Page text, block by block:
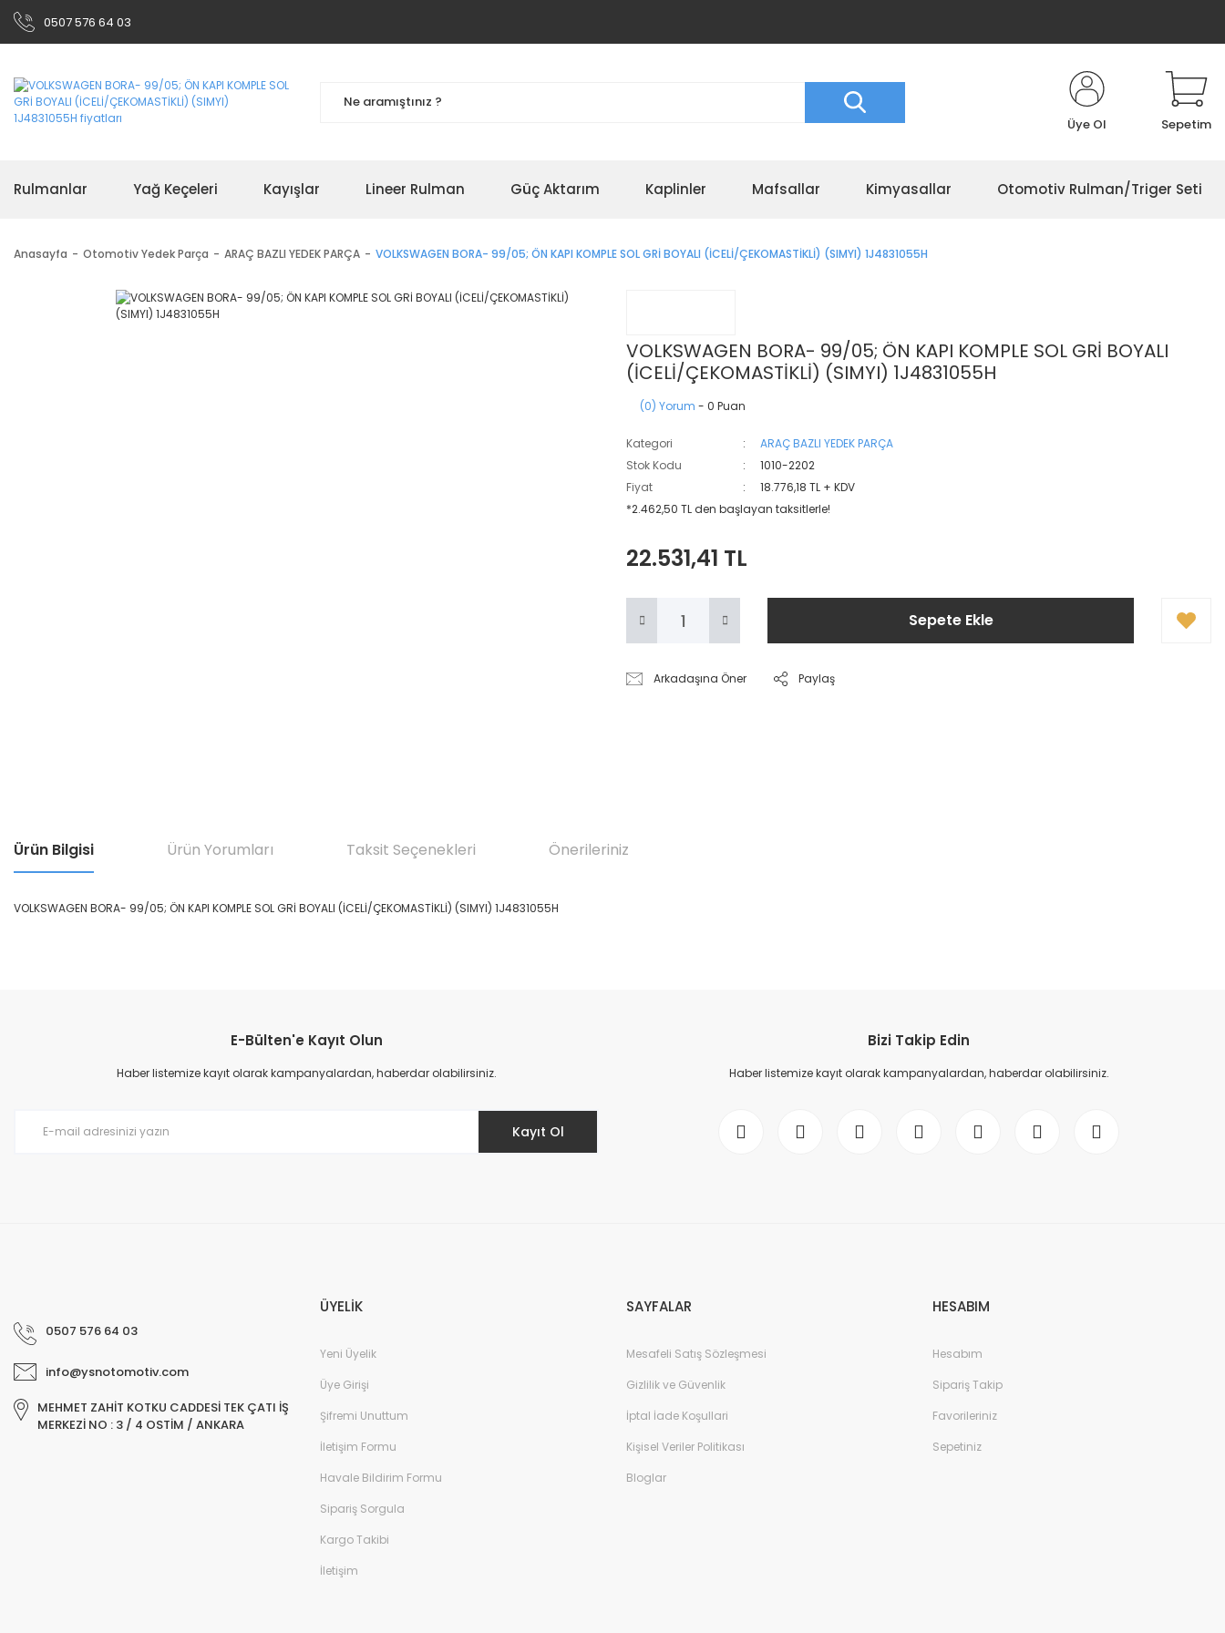
0507 576 64 03
Üye Ol Sepetim
Rulmanlar Yağ Keçeleri Kayışlar Lineer Rulman Güç Aktarım Kaplinler Mafsallar Kimyasallar Otomotiv Rulman/Triger Seti
Anasayfa Otomotiv Yedek Parça ARAÇ BAZLI YEDEK PARÇA VOLKSWAGEN BORA- 99/05; ÖN KAPI KOMPLE SOL GRİ BOYALI (İCELİ/ÇEKOMASTİKLİ) (SIMYI) 1J4831055H
VOLKSWAGEN BORA- 99/05; ÖN KAPI KOMPLE SOL GRİ BOYALI
(İCELİ/ÇEKOMASTİKLİ) (SIMYI) 1J4831055H
(0) Yorum - 0 Puan
Kategori
ARAÇ BAZLI YEDEK PARÇA
Stok Kodu
1010-2202
Fiyat
18.776,18 TL + KDV
*2.462,50 TL den başlayan taksitlerle!
22.531,41 TL
Sepete Ekle
Arkadaşına Öner Paylaş
Ürün Bilgisi Ürün Yorumları Taksit Seçenekleri Önerileriniz
VOLKSWAGEN BORA- 99/05; ÖN KAPI KOMPLE SOL GRİ BOYALI (İCELİ/ÇEKOMASTİKLİ) (SIMYI) 1J4831055H
Ürün resmi kalitesiz, bozuk veya görüntülenemiyor.
Ürün açıklamasında eksik bilgiler bulunuyor.
E-Bülten'e Kayıt Olun
Haber listemize kayıt olarak kampanyalardan, haberdar olabilirsiniz.
Kayıt Ol
Bizi Takip Edin
Haber listemize kayıt olarak kampanyalardan, haberdar olabilirsiniz.
0507 576 64 03
info@ysnotomotiv.com
MEHMET ZAHİT KOTKU CADDESİ TEK ÇATI İŞ
MERKEZİ NO : 3 / 4 OSTİM / ANKARA
ÜYELİK
Yeni Üyelik
Üye Girişi
Şifremi Unuttum
İletişim Formu
Havale Bildirim Formu
Sipariş Sorgula
Kargo Takibi
İletişim
SAYFALAR
Mesafeli Satış Sözleşmesi
Gizlilik ve Güvenlik
İptal İade Koşullari
Kişisel Veriler Politikası
Bloglar
HESABIM
Hesabım
Sipariş Takip
Favorileriniz
Sepetiniz